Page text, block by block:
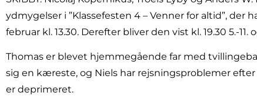
ydmygelser i ”Klassefesten 4 – Venner for altid”, der
februar kl. 13.30. Derefter bliver den vist kl. 19.30 5.-11.
Thomas er blevet hjemmegående far med
sig en kæreste, og Niels har rejsningsproblemer
er deprimeret.